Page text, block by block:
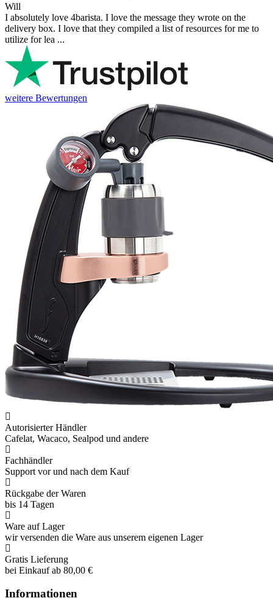
Will
I absolutely love 4barista. I love the message they wrote on the
delivery box. I love that they compiled a list of resources for me to
utilize for lea ...
weitere Bewertungen
Autorisierter Händler
Cafelat, Wacaco, Sealpod und andere
Fachhändler
Support vor und nach dem Kauf
Rückgabe der Waren
bis 14 Tagen
Ware auf Lager
wir versenden die Ware aus unserem eigenen Lager
Gratis Lieferung
bei Einkauf ab 80,00 €
Informationen